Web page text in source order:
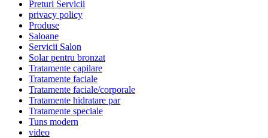
Preturi Servicii
privacy policy
Produse
Saloane
Servicii Salon
Solar pentru bronzat
Tratamente capilare
Tratamente faciale
Tratamente faciale/corporale
Tratamente hidratare par
Tratamente speciale
Tuns modern
video